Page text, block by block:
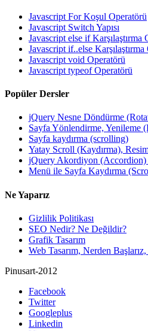
Javascript For Koşul Operatörü
Javascript Switch Yapısı
Javascript else if Karşılaştırma
Javascript if..else Karşılaştırma
Javascript void Operatörü
Javascript typeof Operatörü
Popüler Dersler
jQuery Nesne Döndürme
Sayfa Yönlendirme, Yenileme
Sayfa kaydırma (scrolling)
Yatay Scroll (Kaydırma),
jQuery Akordiyon (Accordion)
Menü ile Sayfa Kaydırma
Ne Yaparız
Gizlilik Politikası
SEO Nedir? Ne Değildir?
Grafik Tasarım
Web Tasarım, Nerden
Pinusart-2012
Facebook
Twitter
Googleplus
Linkedin